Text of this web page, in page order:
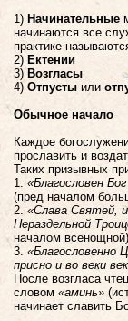
1) Начинательные
начинаются все
практике
2) Ектении
3) Возгласы
4) Отпусты или
Обычное начало
Каждое
прославить и
Таких призывных
1. «Благословен
(пред началом
2. «Слава Святей,
Нераздельной
началом
3.
присно и во веки
После возгласа
словом «аминь»
начинает славить